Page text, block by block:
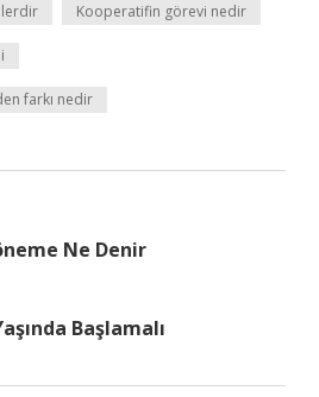
Kooperatifin görevi nedir
farkı nedir
Ne Denir
Başlamalı